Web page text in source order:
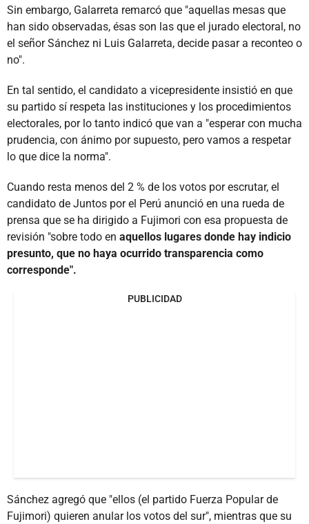
Sin embargo, Galarreta remarcó que "aquellas mesas que
han sido observadas, ésas son las que el jurado electoral, no
el señor Sánchez ni Luis Galarreta, decide pasar a reconteo o
no".
En tal sentido, el candidato a vicepresidente insistió en que
su partido sí respeta las instituciones y los procedimientos
electorales, por lo tanto indicó que van a "esperar con mucha
prudencia, con ánimo por supuesto, pero vamos a respetar
lo que dice la norma".
Cuando resta menos del 2 % de los votos por escrutar, el
candidato de Juntos por el Perú anunció en una rueda de
prensa que se ha dirigido a Fujimori con esa propuesta de
revisión "sobre todo en aquellos lugares donde hay indicio
presunto, que no haya ocurrido transparencia como
corresponde".
PUBLICIDAD
Sánchez agregó que "ellos (el partido Fuerza Popular de
Fujimori) quieren anular los votos del sur", mientras que su